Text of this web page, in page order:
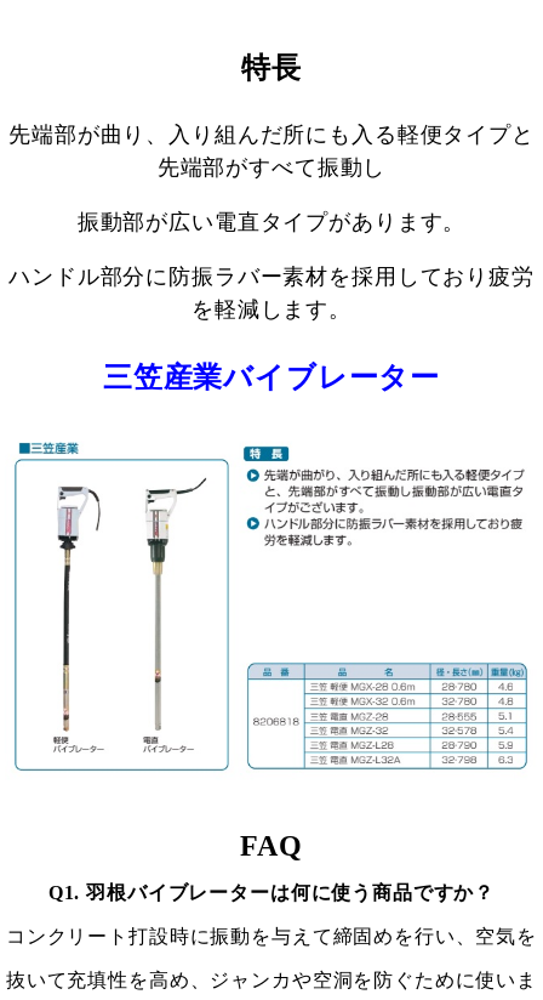
特長
先端部が曲り、入り組んだ所にも入る軽便タイプと
先端部がすべて振動し
振動部が広い電直タイプがあります。
ハンドル部分に防振ラバー素材を採用しており疲労
を軽減します。
三笠産業バイブレーター
FAQ
Q1. 羽根バイブレーターは何に使う商品ですか？
コンクリート打設時に振動を与えて締固めを行い、空気を
抜いて充填性を高め、ジャンカや空洞を防ぐために使いま